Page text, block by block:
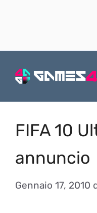
FIFA 10
annuncio
Gennaio 17, 2010